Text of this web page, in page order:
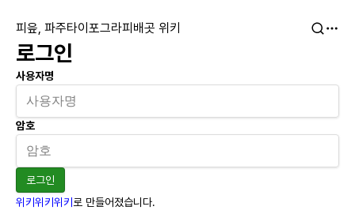
피읖, 파주타이포그라피배곳 위키
로그인
사용자명
암호
로그인
위키위키위키 로 만들어졌습니다.